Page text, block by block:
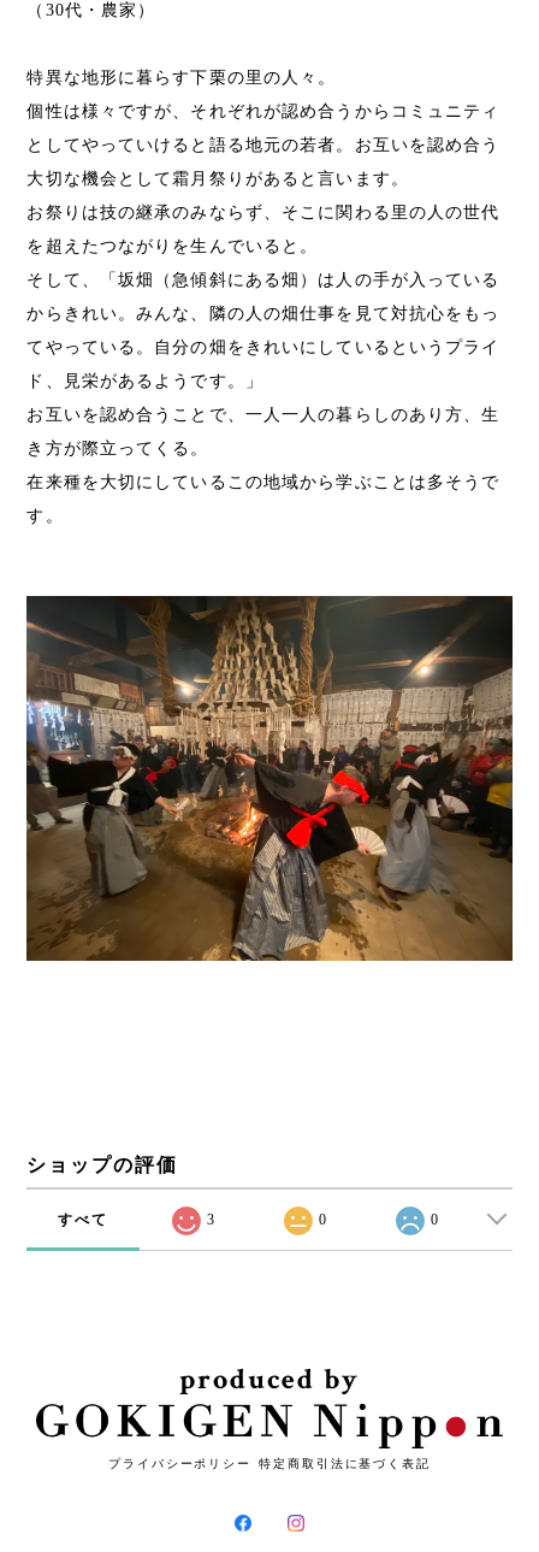
（30代・農家）
特異な地形に暮らす下栗の里の人々。
個性は様々ですが、それぞれが認め合うからコミュニティ
としてやっていけると語る地元の若者。お互いを認め合う
大切な機会として霜月祭りがあると言います。
お祭りは技の継承のみならず、そこに関わる里の人の世代
を超えたつながりを生んでいると。
そして、「坂畑（急傾斜にある畑）は人の手が入っている
からきれい。みんな、隣の人の畑仕事を見て対抗心をもっ
てやっている。自分の畑をきれいにしているというプライ
ド、見栄があるようです。」
お互いを認め合うことで、一人一人の暮らしのあり方、生
き方が際立ってくる。
在来種を大切にしているこの地域から学ぶことは多そうで
す。
ショップの評価
すべて 3 0 0
produced by
プライバシーポリシー 特定商取引法に基づく表記